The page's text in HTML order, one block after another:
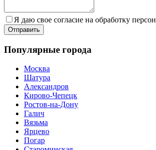
Я даю свое согласие на обработку
Популярные города
Москва
Шатура
Александров
Кирово-Чепецк
Ростов-на-Дону
Галич
Вязьма
Ярцево
Погар